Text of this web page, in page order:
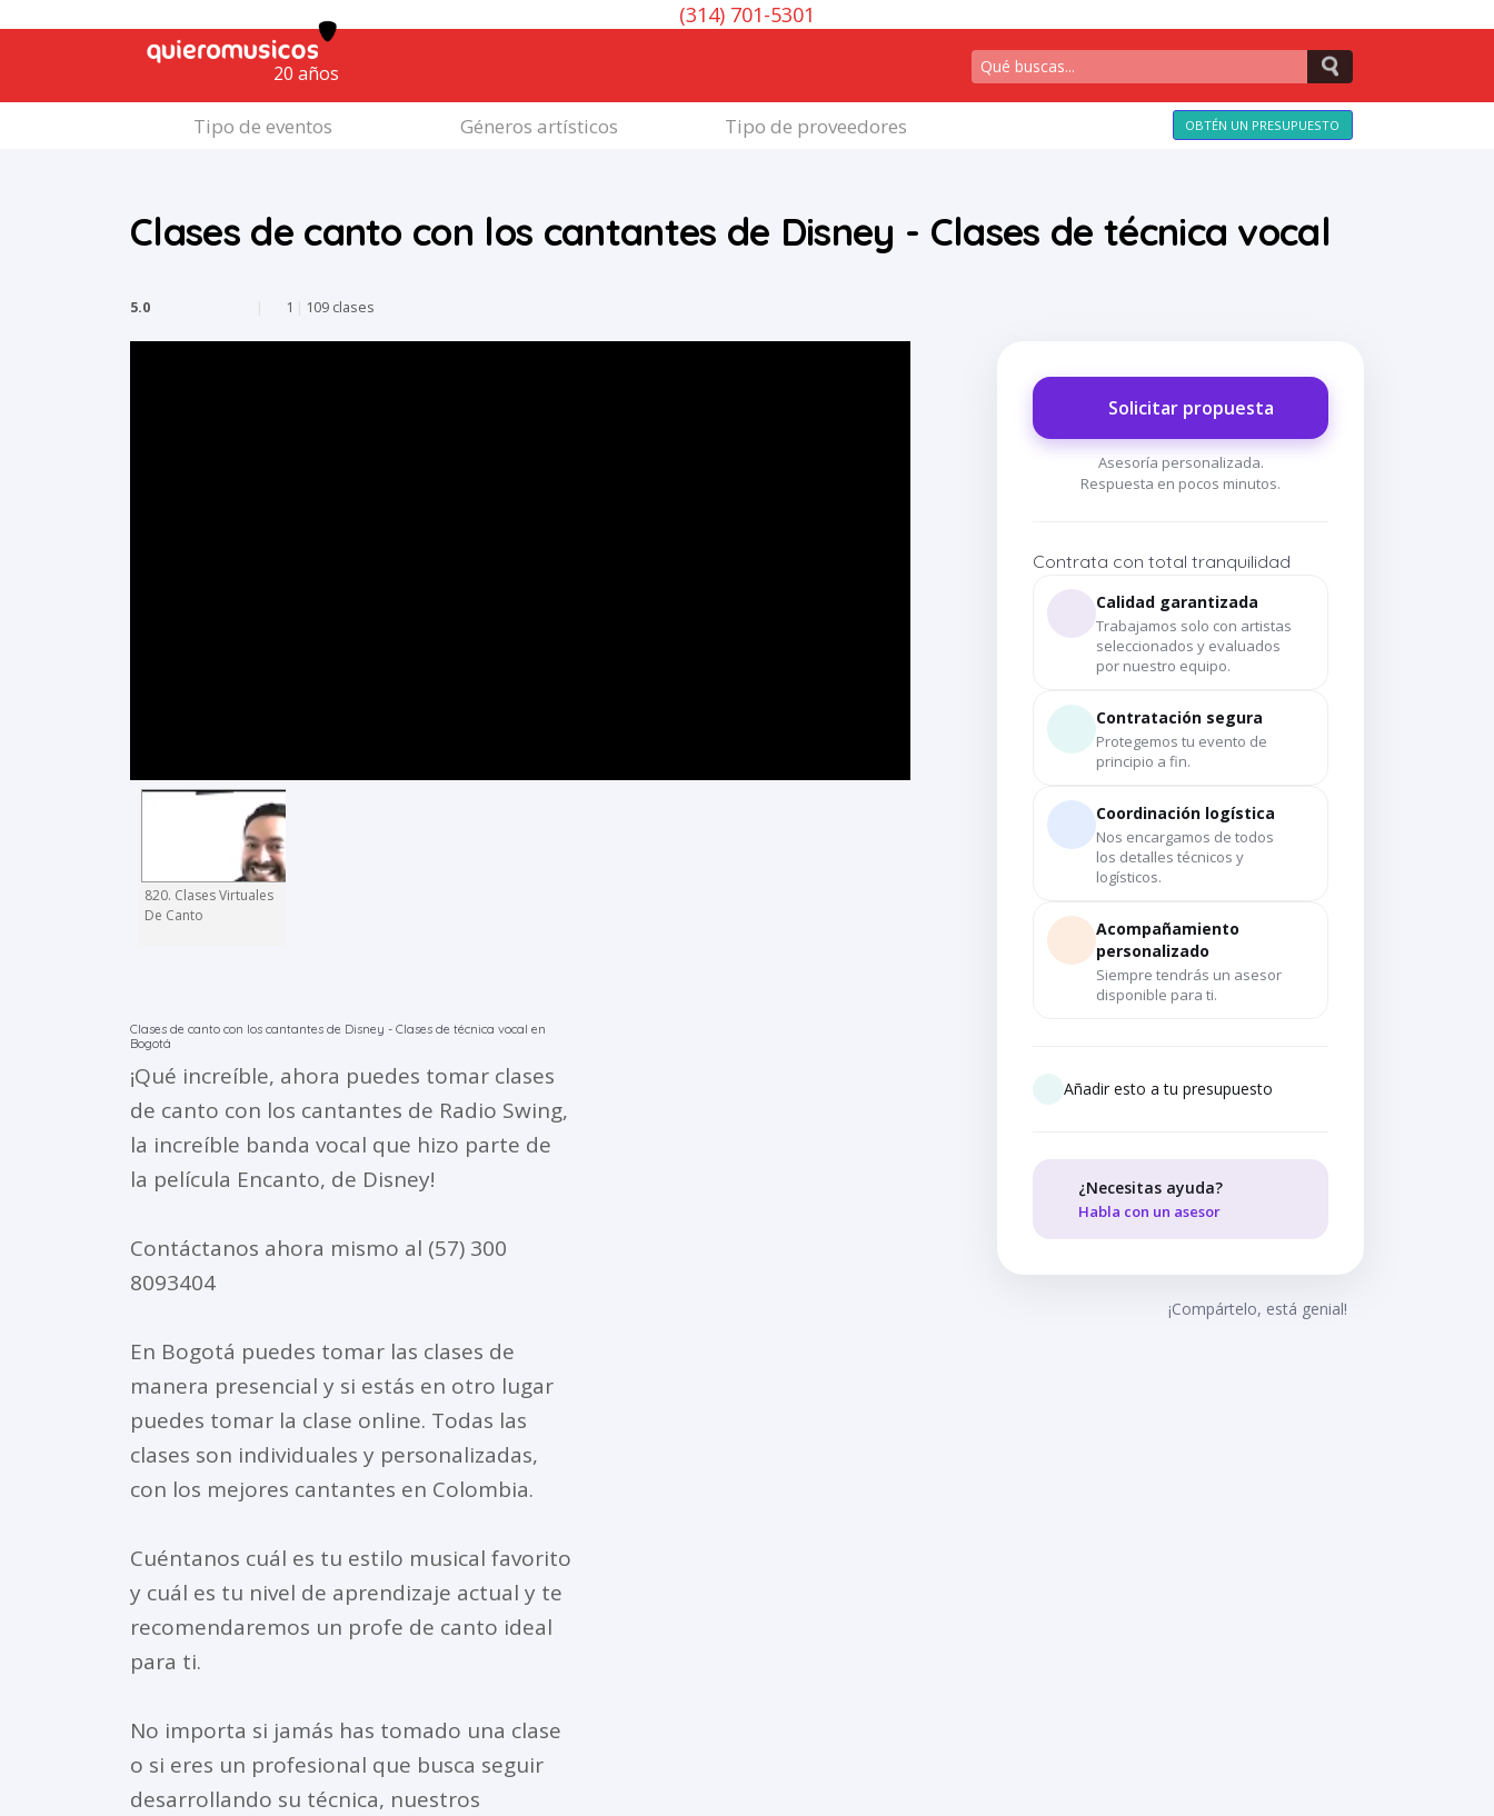
(314) 701-5301
20 años
Tipo de eventos Géneros artísticos Tipo de proveedores OBTÉN UN PRESUPUESTO
Clases de canto con los cantantes de Disney - Clases de técnica vocal
5.0 | 1 | 109 clases
820. Clases Virtuales
De Canto
Solicitar propuesta
Asesoría personalizada.
Respuesta en pocos minutos.
Contrata con total tranquilidad
Calidad garantizada
Trabajamos solo con artistas
seleccionados y evaluados
por nuestro equipo.
Contratación segura
Protegemos tu evento de
principio a fin.
Coordinación logística
Nos encargamos de todos
los detalles técnicos y
logísticos.
Acompañamiento
personalizado
Siempre tendrás un asesor
disponible para ti.
Añadir esto a tu presupuesto
¿Necesitas ayuda?
Habla con un asesor
¡Compártelo, está genial!
Clases de canto con los cantantes de Disney - Clases de técnica vocal en
Bogotá
¡Qué increíble, ahora puedes tomar clases
de canto con los cantantes de Radio Swing,
la increíble banda vocal que hizo parte de
la película Encanto, de Disney!
Contáctanos ahora mismo al (57) 300
8093404
En Bogotá puedes tomar las clases de
manera presencial y si estás en otro lugar
puedes tomar la clase online. Todas las
clases son individuales y personalizadas,
con los mejores cantantes en Colombia.
Cuéntanos cuál es tu estilo musical favorito
y cuál es tu nivel de aprendizaje actual y te
recomendaremos un profe de canto ideal
para ti.
No importa si jamás has tomado una clase
o si eres un profesional que busca seguir
desarrollando su técnica, nuestros